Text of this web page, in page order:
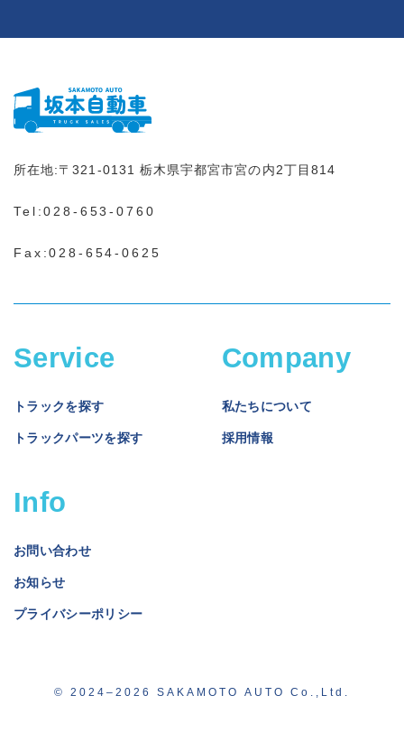
所在地:〒321-0131 栃木県宇都宮市宮の内2丁目814
Tel:028-653-0760
Fax:028-654-0625
Service
トラックを探す
トラックパーツを探す
Company
私たちについて
採用情報
Info
お問い合わせ
お知らせ
プライバシーポリシー
© 2024–2026 SAKAMOTO AUTO Co.,Ltd.